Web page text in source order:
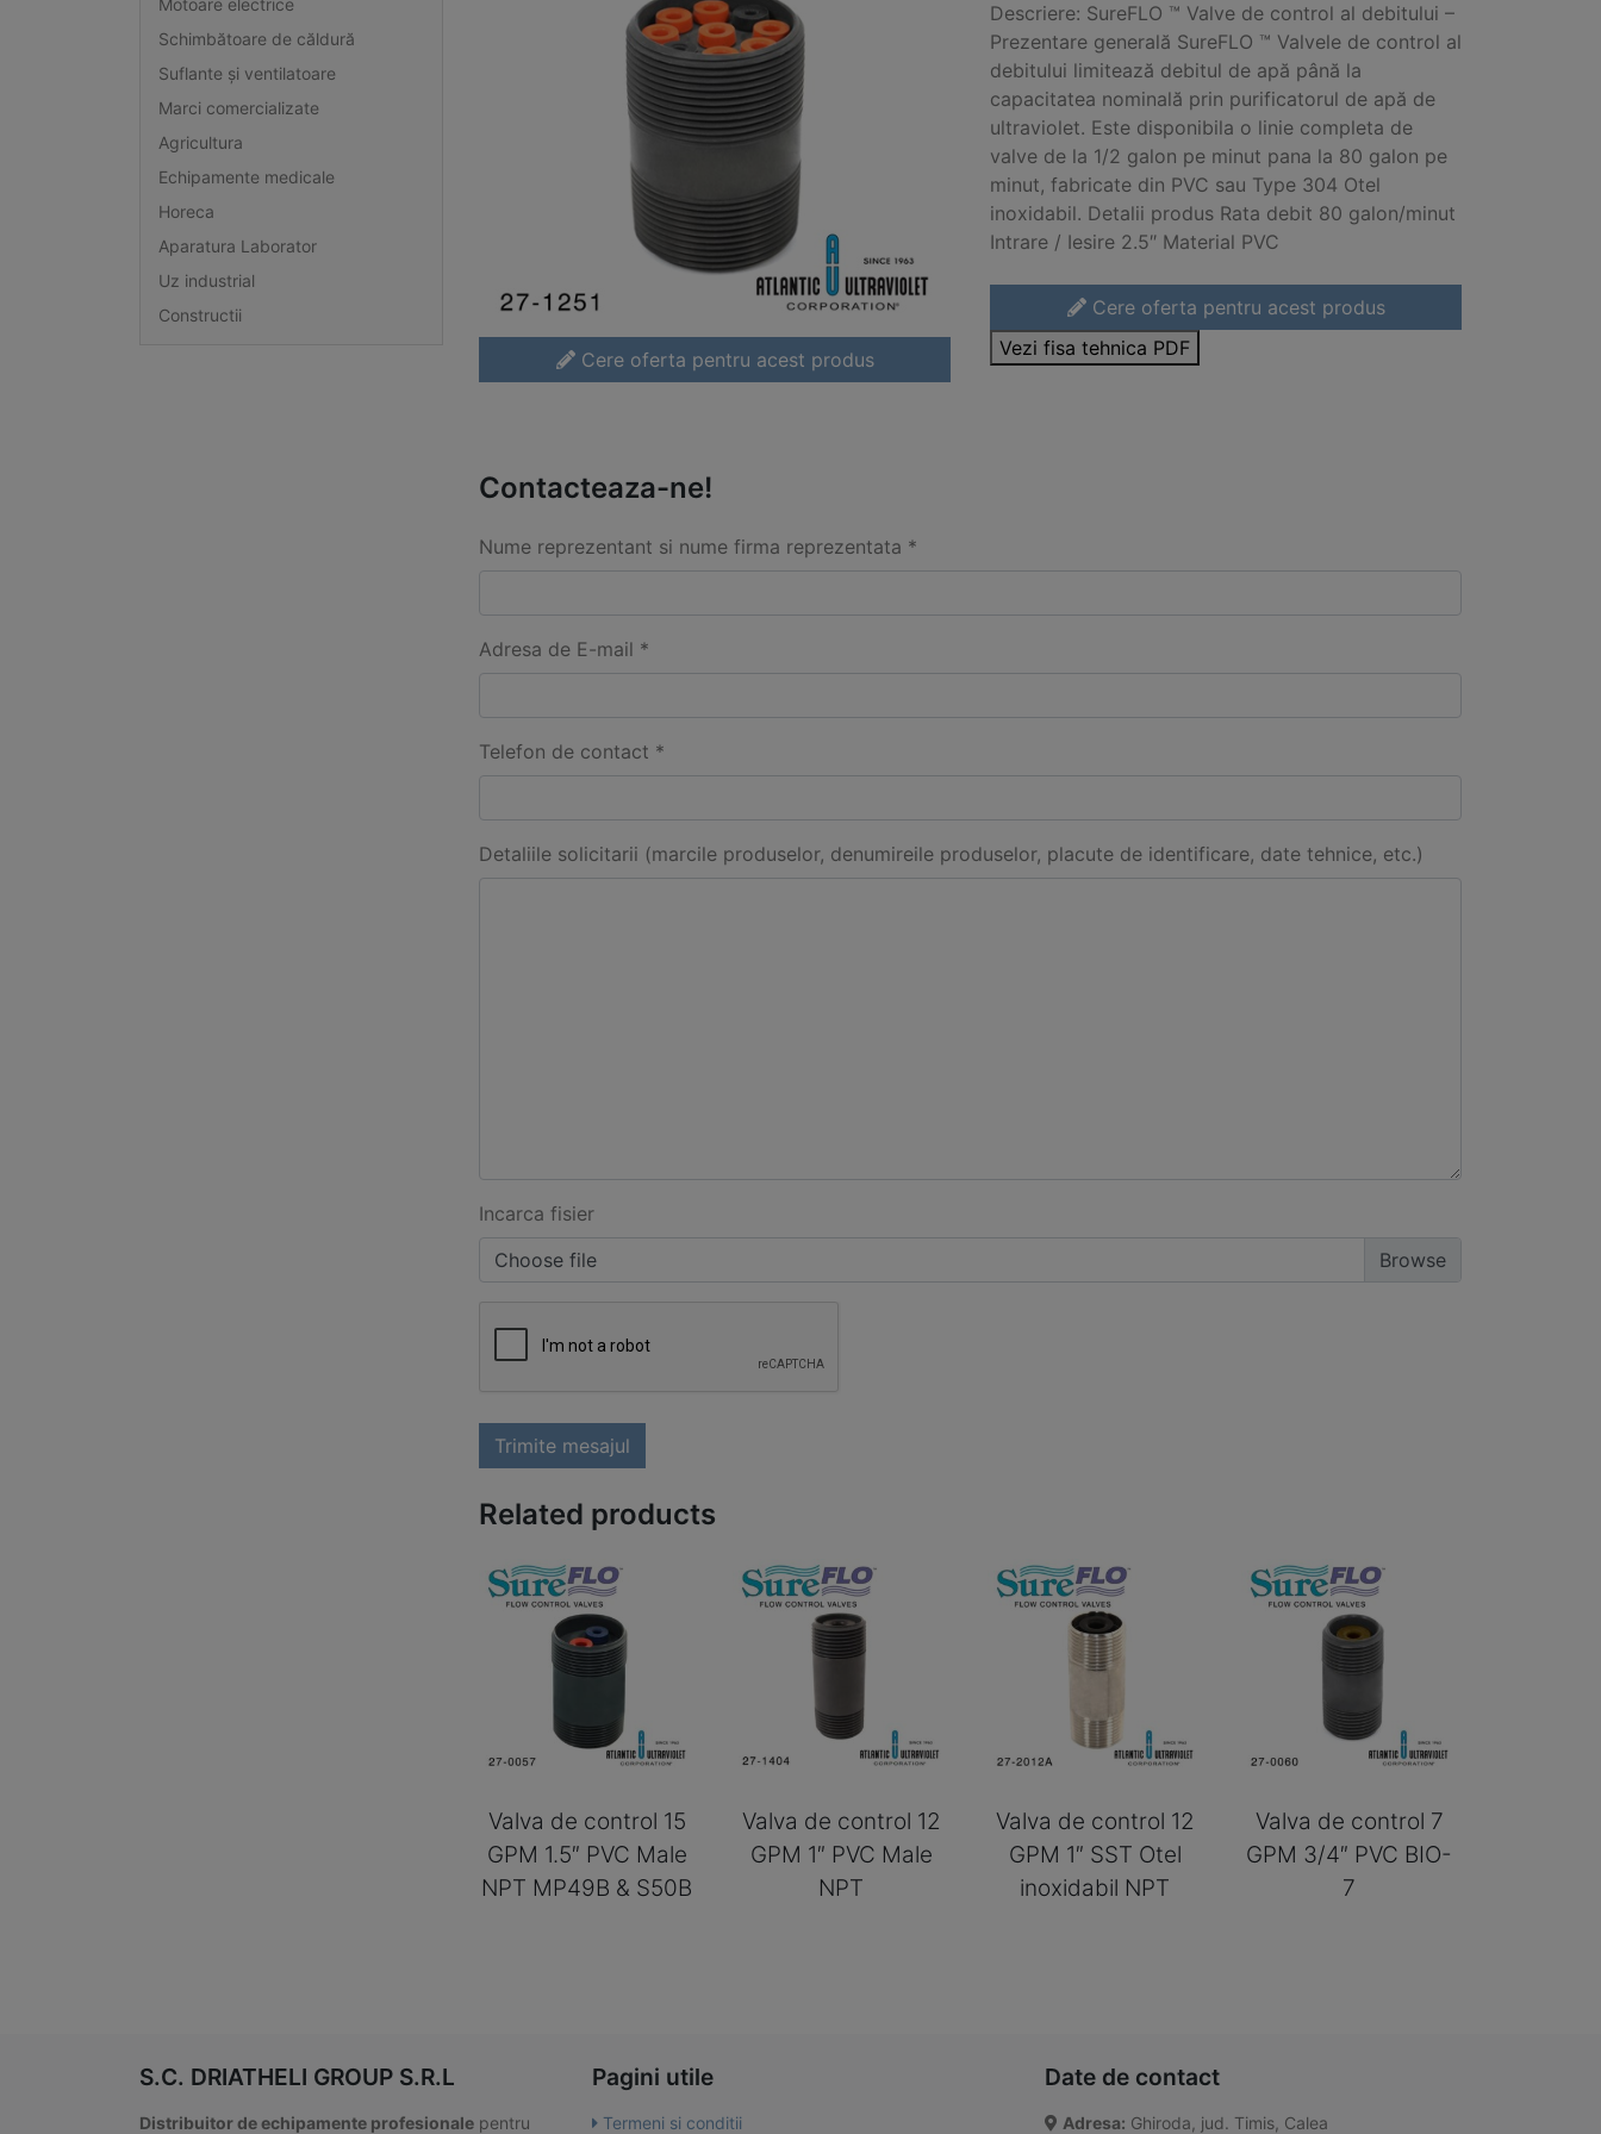
Motoare electrice
Schimbătoare de căldură
Suflante și ventilatoare
Marci comercializate
Agricultura
Echipamente medicale
Horeca
Aparatura Laborator
Uz industrial
Constructii
Cere oferta pentru acest produs
Descriere: SureFLO ™ Valve de control al debitului –
Prezentare generală SureFLO ™ Valvele de control al
debitului limitează debitul de apă până la
capacitatea nominală prin purificatorul de apă de
ultraviolet. Este disponibila o linie completa de
valve de la 1/2 galon pe minut pana la 80 galon pe
minut, fabricate din PVC sau Type 304 Otel
inoxidabil. Detalii produs Rata debit 80 galon/minut
Intrare / Iesire 2.5″ Material PVC
Cere oferta pentru acest produs
Vezi fisa tehnica PDF
Contacteaza-ne!
Nume reprezentant si nume firma reprezentata *
Adresa de E-mail *
Telefon de contact *
Detaliile solicitarii (marcile produselor, denumireile produselor, placute de identificare, date tehnice, etc.)
Incarca fisier
Choose file
Trimite mesajul
Related products
Valva de control 15
GPM 1.5″ PVC Male
NPT MP49B & S50B
Valva de control 12
GPM 1″ PVC Male
NPT
Valva de control 12
GPM 1″ SST Otel
inoxidabil NPT
Valva de control 7
GPM 3/4″ PVC BIO-
7
S.C. DRIATHELI GROUP S.R.L
Distribuitor de echipamente profesionale pentru
Pagini utile
Termeni si conditii
Date de contact
Adresa: Ghiroda, jud. Timis, Calea